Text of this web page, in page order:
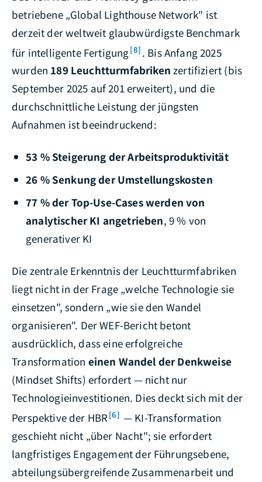
betriebene „Global Lighthouse Network" ist
derzeit der weltweit glaubwürdigste Benchmark
für intelligente Fertigung[8] . Bis Anfang 2025
wurden 189 Leuchtturmfabriken zertifiziert (bis
September 2025 auf 201 erweitert), und die
durchschnittliche Leistung der jüngsten
Aufnahmen ist beeindruckend:
53 % Steigerung der Arbeitsproduktivität
26 % Senkung der Umstellungskosten
77 % der Top-Use-Cases werden von
analytischer KI angetrieben, 9 % von
generativer KI
Die zentrale Erkenntnis der Leuchtturmfabriken
liegt nicht in der Frage „welche Technologie sie
einsetzen", sondern „wie sie den Wandel
organisieren". Der WEF-Bericht betont
ausdrücklich, dass eine erfolgreiche
Transformation einen Wandel der Denkweise
(Mindset Shifts) erfordert — nicht nur
Technologieinvestitionen. Dies deckt sich mit der
Perspektive der HBR [6] — KI-Transformation
geschieht nicht „über Nacht"; sie erfordert
langfristiges Engagement der Führungsebene,
abteilungsübergreifende Zusammenarbeit und